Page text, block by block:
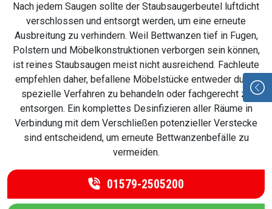
Nach jedem Saugen sollte der Staubsaugerbeutel luftdicht
verschlossen und entsorgt werden, um eine erneute
Ausbreitung zu verhindern. Weil Bettwanzen tief in Fugen,
Polstern und Möbelkonstruktionen verborgen sein können,
ist reines Staubsaugen meist nicht ausreichend. Fachleute
empfehlen daher, befallene Möbelstücke entweder durch
spezielle Verfahren zu behandeln oder fachgerecht zu
entsorgen. Ein komplettes Desinfizieren aller Räume in
Verbindung mit dem Verschließen potenzieller Verstecke
sind entscheidend, um erneute Bettwanzenbefälle zu
vermeiden.
01579-2505200